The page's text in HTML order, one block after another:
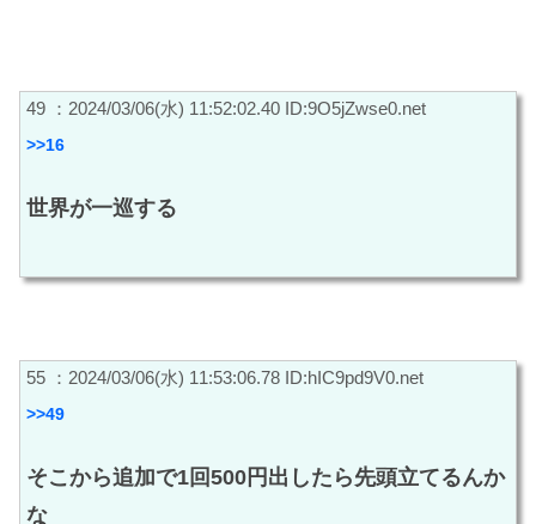
49 ：2024/03/06(水) 11:52:02.40 ID:9O5jZwse0.net
>>16
世界が一巡する
55 ：2024/03/06(水) 11:53:06.78 ID:hIC9pd9V0.net
>>49
そこから追加で1回500円出したら先頭立てるんか
な